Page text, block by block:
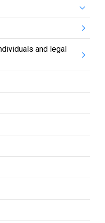
version:
xml/
of the
and legal